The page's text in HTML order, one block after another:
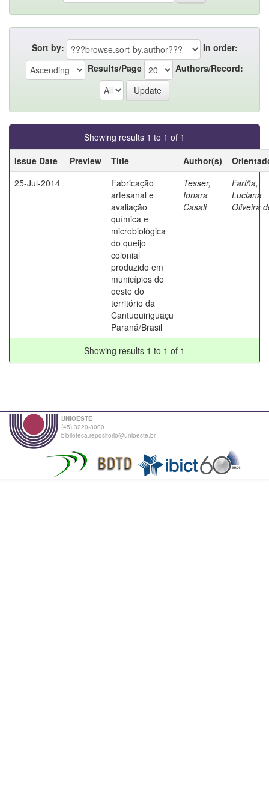
Sort by:
In order:
Results/Page
Authors/Record:
Showing results 1 to 1 of 1
Issue Date
Preview Title Author(s)
25-Jul-2014
Fabricação
artesanal e
avaliação
química e
microbiológica
do queijo
colonial
produzido em
municípios do
oeste do
território da
Cantuquiriguaçu
Paraná/Brasil
Tesser,
Ionara
Casali
Fariña,
Luciana
Oliveira
Showing results 1 to 1 of 1
UNIOESTE
(45) 3220-3000
biblioteca.repositorio@unioeste.br